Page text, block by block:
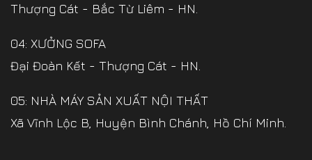
Thượng Cát - Bắc Từ Liêm - HN.
04: XƯỞNG SOFA
Đại Đoàn Kết - Thượng Cát - HN.
05: NHÀ MÁY SẢN XUẤT NỘI THẤT
Xã Vĩnh Lộc B, Huyện Bình Chánh, Hồ Chí Minh.